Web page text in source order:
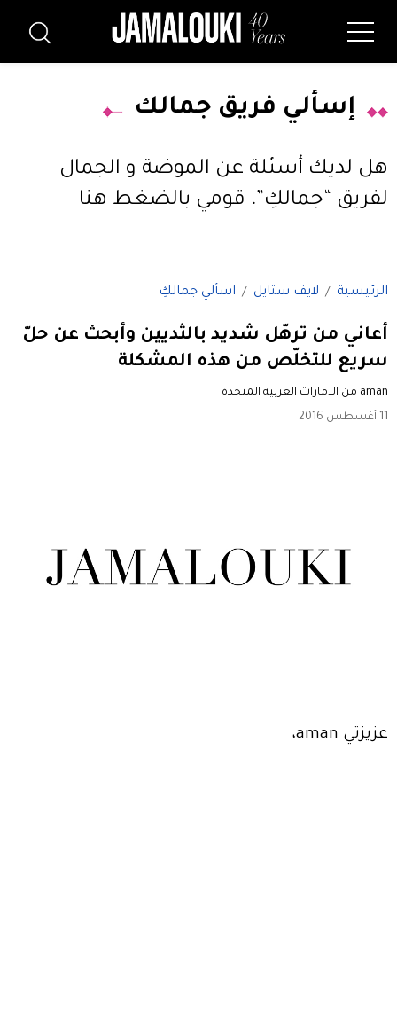
إسألي فريق جمالك
هل لديك أسئلة عن الموضة و الجمال
لفريق “جمالكِ”، قومي بالضغط هنا
الرئيسية لايف ستايل اسألي جمالكِ
أعاني من ترهّل شديد بالثديين وأبحث عن حلّ
سريع للتخلّص من هذه المشكلة
aman من الامارات العربية المتحدة
11 أغسطس 2016
عزيزتي aman،